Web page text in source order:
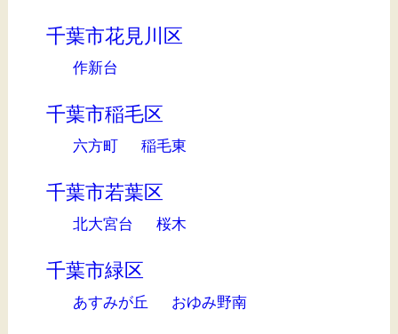
千葉市花見川区
作新台
千葉市稲毛区
六方町 稲毛東
千葉市若葉区
北大宮台 桜木
千葉市緑区
あすみが丘 おゆみ野南